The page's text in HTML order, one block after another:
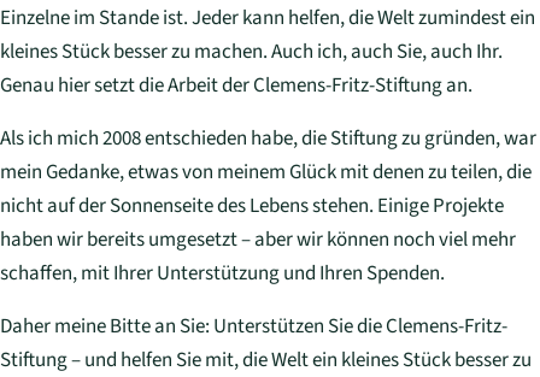
Einzelne im Stande ist. Jeder kann helfen, die Welt zumindest ein
kleines Stück besser zu machen. Auch ich, auch Sie, auch Ihr.
Genau hier setzt die Arbeit der Clemens-Fritz-Stiftung an.
Als ich mich 2008 entschieden habe, die Stiftung zu gründen, war
mein Gedanke, etwas von meinem Glück mit denen zu teilen, die
nicht auf der Sonnenseite des Lebens stehen. Einige Projekte
haben wir bereits umgesetzt – aber wir können noch viel mehr
schaffen, mit Ihrer Unterstützung und Ihren Spenden.
Daher meine Bitte an Sie: Unterstützen Sie die Clemens-Fritz-
Stiftung – und helfen Sie mit, die Welt ein kleines Stück besser zu